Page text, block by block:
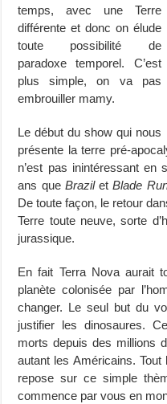
temps, avec une Terre
différente et donc on élude
toute possibilité de
paradoxe temporel. C’est
plus simple, on va pas
embrouiller mamy.
Le début du show qui nous
présente la terre pré-
n’est pas inintéressant en
ans que BraziletBlade
De toute façon, le retour
Terre toute neuve, sorte
jurassique.
En fait Terra Nova aurait
planète colonisée par
changer. Le seul but du
justifier les dinosaures.
morts depuis des millions
autant les Américains. Tout
repose sur ce simple
commence par vous en